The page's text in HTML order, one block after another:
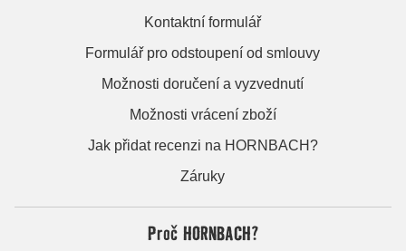
Kontaktní formulář
Formulář pro odstoupení od smlouvy
Možnosti doručení a vyzvednutí
Možnosti vrácení zboží
Jak přidat recenzi na HORNBACH?
Záruky
Proč HORNBACH?